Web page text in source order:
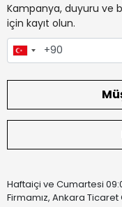
Kampanya, duyuru ve
için kayıt olun.
Haftaiçi ve Cumartesi
Firmamız, Ankara Ticaret